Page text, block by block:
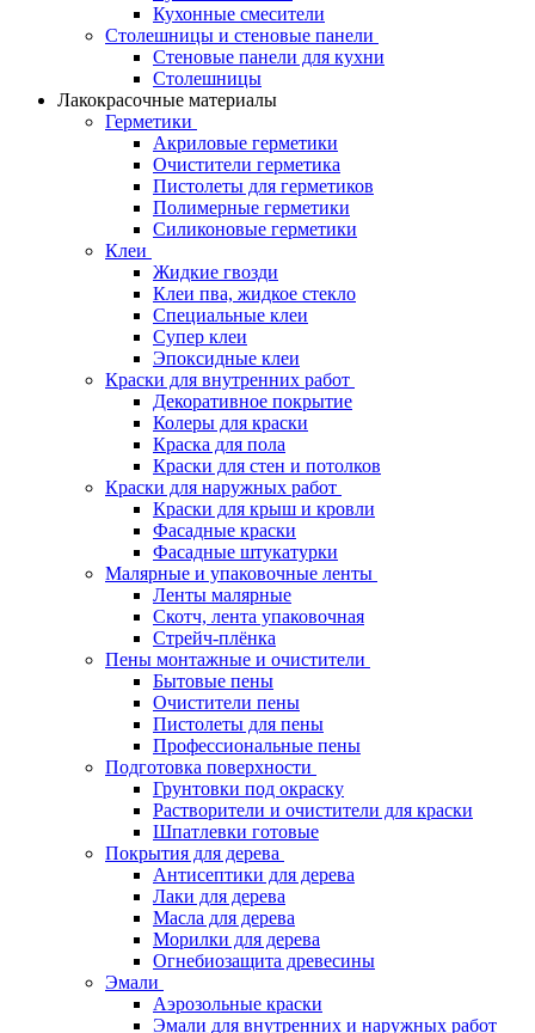
Кухонные смесители
Столешницы и стеновые панели
Стеновые панели для кухни
Столешницы
Лакокрасочные материалы
Герметики
Акриловые герметики
Очистители герметика
Пистолеты для герметиков
Полимерные герметики
Силиконовые герметики
Клеи
Жидкие гвозди
Клеи пва, жидкое стекло
Специальные клеи
Супер клеи
Эпоксидные клеи
Краски для внутренних работ
Декоративное покрытие
Колеры для краски
Краска для пола
Краски для стен и потолков
Краски для наружных работ
Краски для крыш и кровли
Фасадные краски
Фасадные штукатурки
Малярные и упаковочные ленты
Ленты малярные
Скотч, лента упаковочная
Стрейч-плёнка
Пены монтажные и очистители
Бытовые пены
Очистители пены
Пистолеты для пены
Профессиональные пены
Подготовка поверхности
Грунтовки под окраску
Растворители и очистители для краски
Шпатлевки готовые
Покрытия для дерева
Антисептики для дерева
Лаки для дерева
Масла для дерева
Морилки для дерева
Огнебиозащита древесины
Эмали
Аэрозольные краски
Эмали для внутренних и наружных работ